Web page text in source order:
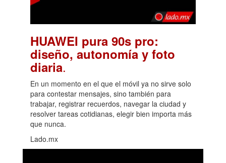
HUAWEI pura 90s pro:
diseño, autonomía y foto
diaria.
En un momento en el que el móvil ya no sirve solo
para contestar mensajes, sino también para
trabajar, registrar recuerdos, navegar la ciudad y
resolver tareas cotidianas, elegir bien importa más
que nunca.
Lado.mx